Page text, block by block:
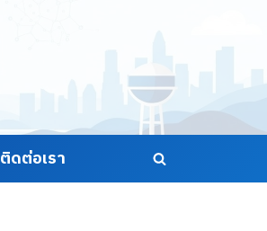
ติดต่อเรา